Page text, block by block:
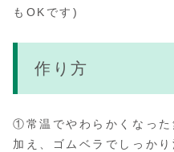
もOKです)
作り方
①常温でやわらかくなった
加え、ゴムベラでしっかり